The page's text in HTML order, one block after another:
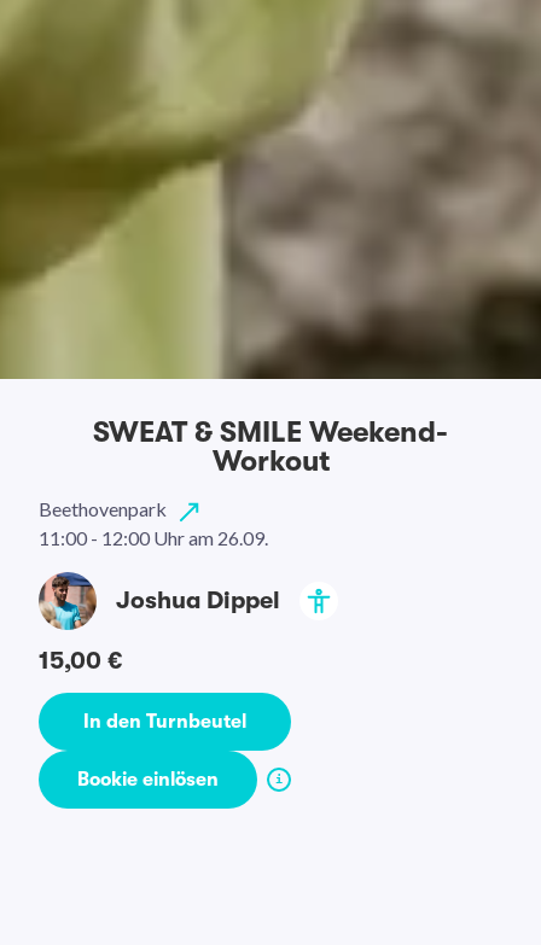
SWEAT & SMILE Weekend-
Workout
Beethovenpark
11:00 - 12:00 Uhram 26.09.
Joshua Dippel
15,00 €
In den Turnbeutel
Bookie einlösen i